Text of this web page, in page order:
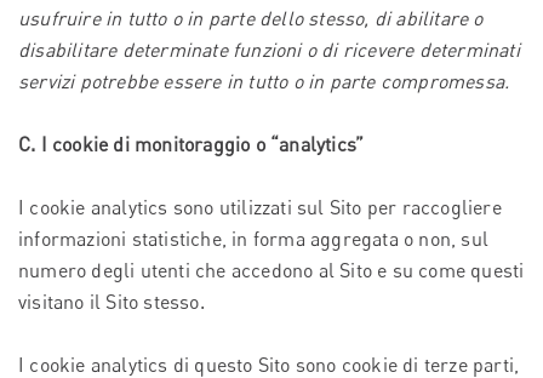
usufruire in tutto o in parte dello stesso, di abilitare o
disabilitare determinate funzioni o di ricevere determinati
servizi potrebbe essere in tutto o in parte compromessa.
C. I cookie di monitoraggio o “analytics”
I cookie analytics sono utilizzati sul Sito per raccogliere
informazioni statistiche, in forma aggregata o non, sul
numero degli utenti che accedono al Sito e su come questi
visitano il Sito stesso.
I cookie analytics di questo Sito sono cookie di terze parti,